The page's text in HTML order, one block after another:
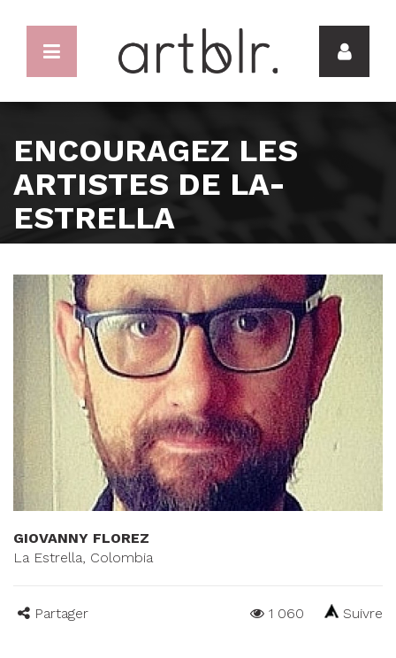
ENCOURAGEZ LES
ARTISTES DE LA-
ESTRELLA
GIOVANNY FLOREZ
La Estrella, Colombia
Partager 1 060 Suivre